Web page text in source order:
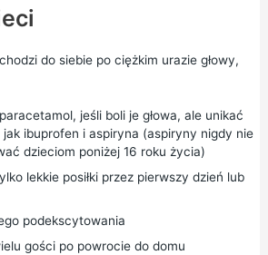
do siebie po ciężkim urazie głowy,
jeśli boli je głowa, ale unikać
jak ibuprofen i aspiryna (aspiryny nigdy nie
dzieciom poniżej 16 roku życia)
lekkie posiłki przez pierwszy dzień lub
podekscytowania
gości po powrocie do domu